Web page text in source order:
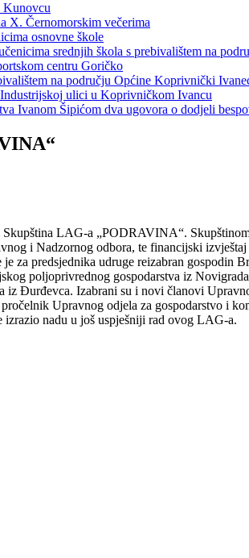
Kunovcu
X. Černomorskim večerima
osnovne škole
srednjih škola s prebivalištem na
centru Goričko
na području Općine Koprivnički
ulici u Koprivničkom Ivancu
Ivanom Šipićom dva ugovora o dodjeli
LAG-a „PODRAVINA“.
i Nadzornog odbora, te financijski
za predsjednika udruge reizabran
poljoprivrednog gospodarstva iz
Đurđevca. Izabrani su i novi članovi
Upravnog odjela za gospodarstvo i
nadu u još uspješniji rad ovog LAG-a.